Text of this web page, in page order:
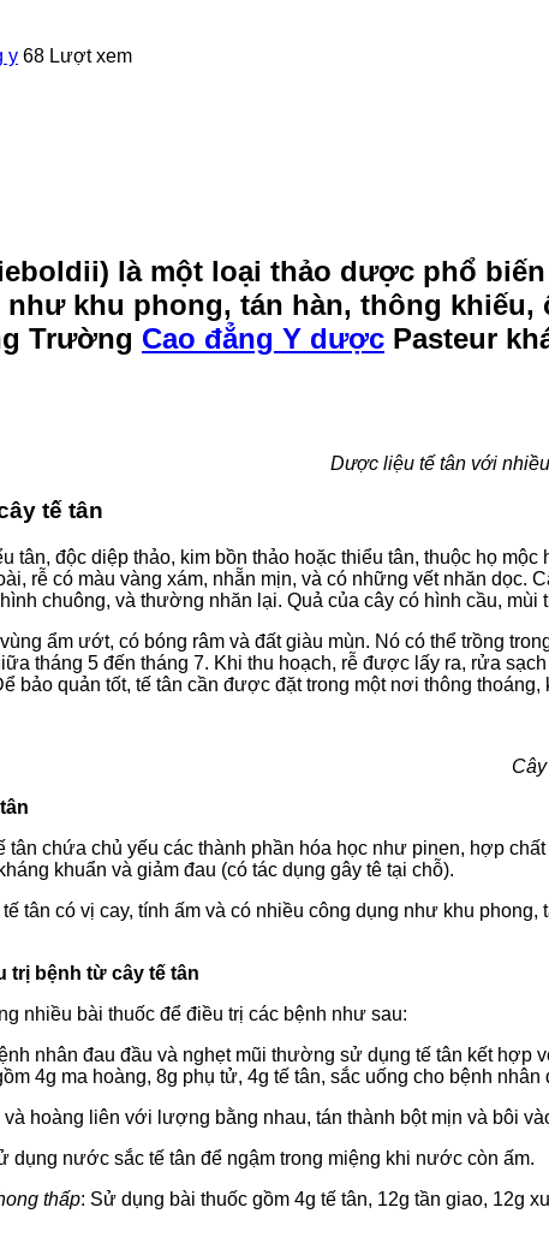
y 68 Lượt xem
là một loại thảo dược phổ
khu phong, tán hàn, thông khiếu,
Trường Cao đẳng Y dược Pasteur
Dược liệu tế tân với
tế tân
tân, độc diệp thảo, kim bồn thảo hoặc thiểu tân, thuộc họ
rễ có màu vàng xám, nhẵn mịn, và có những vết nhăn dọc.
chuông, và thường nhăn lại. Quả của cây có hình cầu, mùi
ẩm ướt, có bóng râm và đất giàu mùn. Nó có thể trồng
tháng 5 đến tháng 7. Khi thu hoạch, rễ được lấy ra, rửa
bảo quản tốt, tế tân cần được đặt trong một nơi thông thoáng,
tân chứa chủ yếu các thành phần hóa học như pinen, hợp
khuẩn và giảm đau (có tác dụng gây tê tại chỗ).
tân có vị cay, tính ấm và có nhiều công dụng như khu
trị bệnh từ cây tế tân
nhiều bài thuốc để điều trị các bệnh như sau:
nhân đau đầu và nghẹt mũi thường sử dụng tế tân kết hợp
4g ma hoàng, 8g phụ tử, 4g tế tân, sắc uống cho bệnh
và hoàng liên với lượng bằng nhau, tán thành bột mịn và bôi
dụng nước sắc tế tân để ngậm trong miệng khi nước còn ấm.
thấp: Sử dụng bài thuốc gồm 4g tế tân, 12g tần giao, 12g